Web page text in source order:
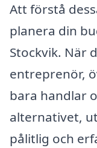
Att förstå
planera din
Stockvik. När
entreprenör,
bara handlar
alternativet,
pålitlig och